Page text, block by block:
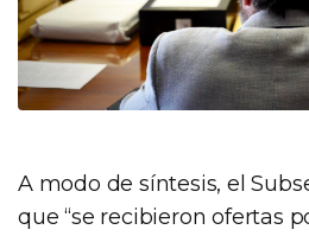
A modo de síntesis, el
que “se recibieron ofertas